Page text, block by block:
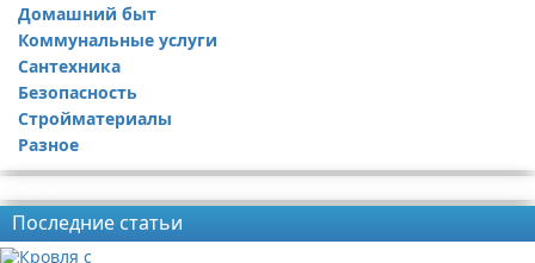
Домашний быт
Коммунальные услуги
Сантехника
Безопасность
Стройматериалы
Разное
Последние статьи